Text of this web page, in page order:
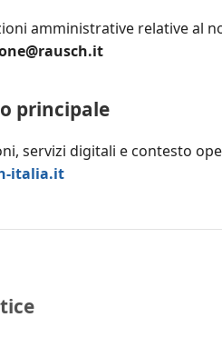
amministrative relative al
principale
servizi digitali e contesto
italia.it